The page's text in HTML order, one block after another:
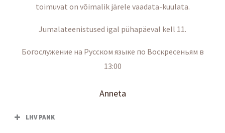
toimuvat on võimalik järele vaadata-kuulata.
Jumalateenistused igal pühapäeval kell 11.
Богослужение на Русском языке по Воскресеньям в
13:00
Anneta
LHV PANK